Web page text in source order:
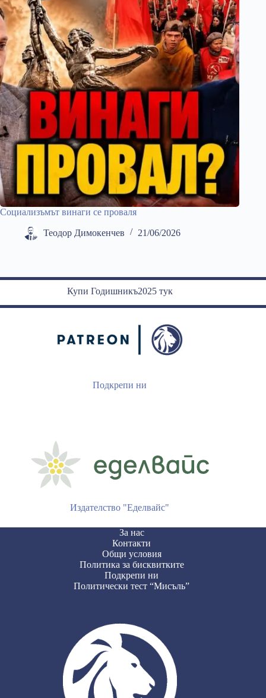
Социализъмът винаги се проваля
Теодор Димокенчев 21/06/2026
Купи Годишникъ2025 тук
Подкрепи ни
Издателство "Еделвайс"
За нас
Контакти
Общи условия
Политика за бисквитките
Подкрепи ни
Политически тест “Мисъль”